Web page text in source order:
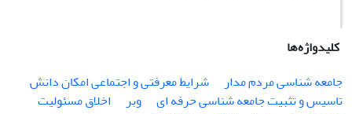
کلیدواژه‌ها
جامعه شناسی مردم مدار
شرایط معرفتی و اجتماعی امکان دانش
تاسیس و تثبیت جامعه شناسی حرفه ای
وبر
اخلاق مسئولیت